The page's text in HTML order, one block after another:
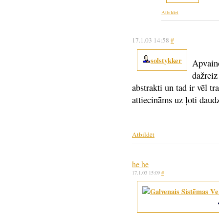
Atbildēt
17.1.03 14:58 #
solstykker
abstrakti un tad ir vēl
attiecināms uz ļoti
Atbildēt
he he
17.1.03 15:09 #